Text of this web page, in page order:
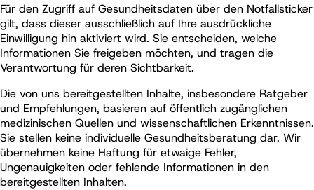
Für den Zugriff auf Gesundheitsdaten über den Notfallsticker
gilt, dass dieser ausschließlich auf Ihre ausdrückliche
Einwilligung hin aktiviert wird. Sie entscheiden, welche
Informationen Sie freigeben möchten, und tragen die
Verantwortung für deren Sichtbarkeit.
Die von uns bereitgestellten Inhalte, insbesondere Ratgeber
und Empfehlungen, basieren auf öffentlich zugänglichen
medizinischen Quellen und wissenschaftlichen Erkenntnissen.
Sie stellen keine individuelle Gesundheitsberatung dar. Wir
übernehmen keine Haftung für etwaige Fehler,
Ungenauigkeiten oder fehlende Informationen in den
bereitgestellten Inhalten.